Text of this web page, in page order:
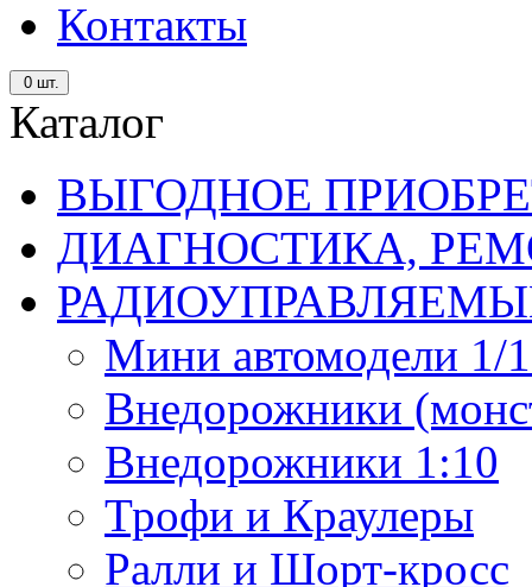
Контакты
0 шт.
Каталог
ВЫГОДНОЕ
ДИАГНОСТИКА,
Мини автомодели 1/
Внедорожники
Внедорожники 1:10
Трофи и Краулеры
Ралли и Шорт-кросс